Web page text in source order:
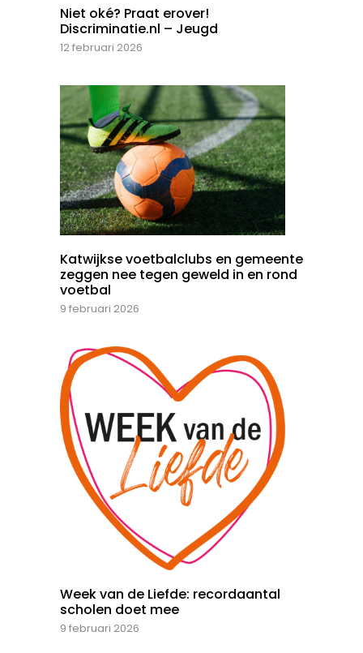
Niet oké? Praat erover!
Discriminatie.nl – Jeugd
12 februari 2026
Katwijkse voetbalclubs en gemeente
zeggen nee tegen geweld in en rond
voetbal
9 februari 2026
Week van de Liefde: recordaantal
scholen doet mee
9 februari 2026